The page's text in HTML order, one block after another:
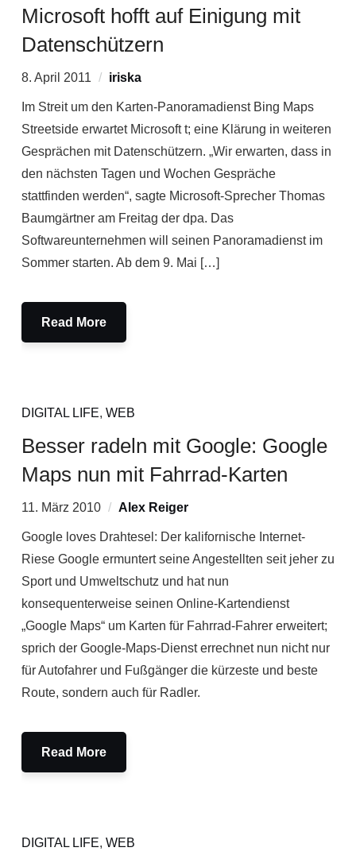
Microsoft hofft auf Einigung mit
Datenschützern
8. April 2011 iriska
Im Streit um den Karten-Panoramadienst Bing Maps
Streetside erwartet Microsoft t; eine Klärung in weiteren
Gesprächen mit Datenschützern. „Wir erwarten, dass in
den nächsten Tagen und Wochen Gespräche
stattfinden werden“, sagte Microsoft-Sprecher Thomas
Baumgärtner am Freitag der dpa. Das
Softwareunternehmen will seinen Panoramadienst im
Sommer starten. Ab dem 9. Mai […]
Read More
DIGITAL LIFE, WEB
Besser radeln mit Google: Google
Maps nun mit Fahrrad-Karten
11. März 2010 Alex Reiger
Google loves Drahtesel: Der kalifornische Internet-
Riese Google ermuntert seine Angestellten seit jeher zu
Sport und Umweltschutz und hat nun
konsequenterweise seinen Online-Kartendienst
„Google Maps“ um Karten für Fahrrad-Fahrer erweitert;
sprich der Google-Maps-Dienst errechnet nun nicht nur
für Autofahrer und Fußgänger die kürzeste und beste
Route, sondern auch für Radler.
Read More
DIGITAL LIFE, WEB